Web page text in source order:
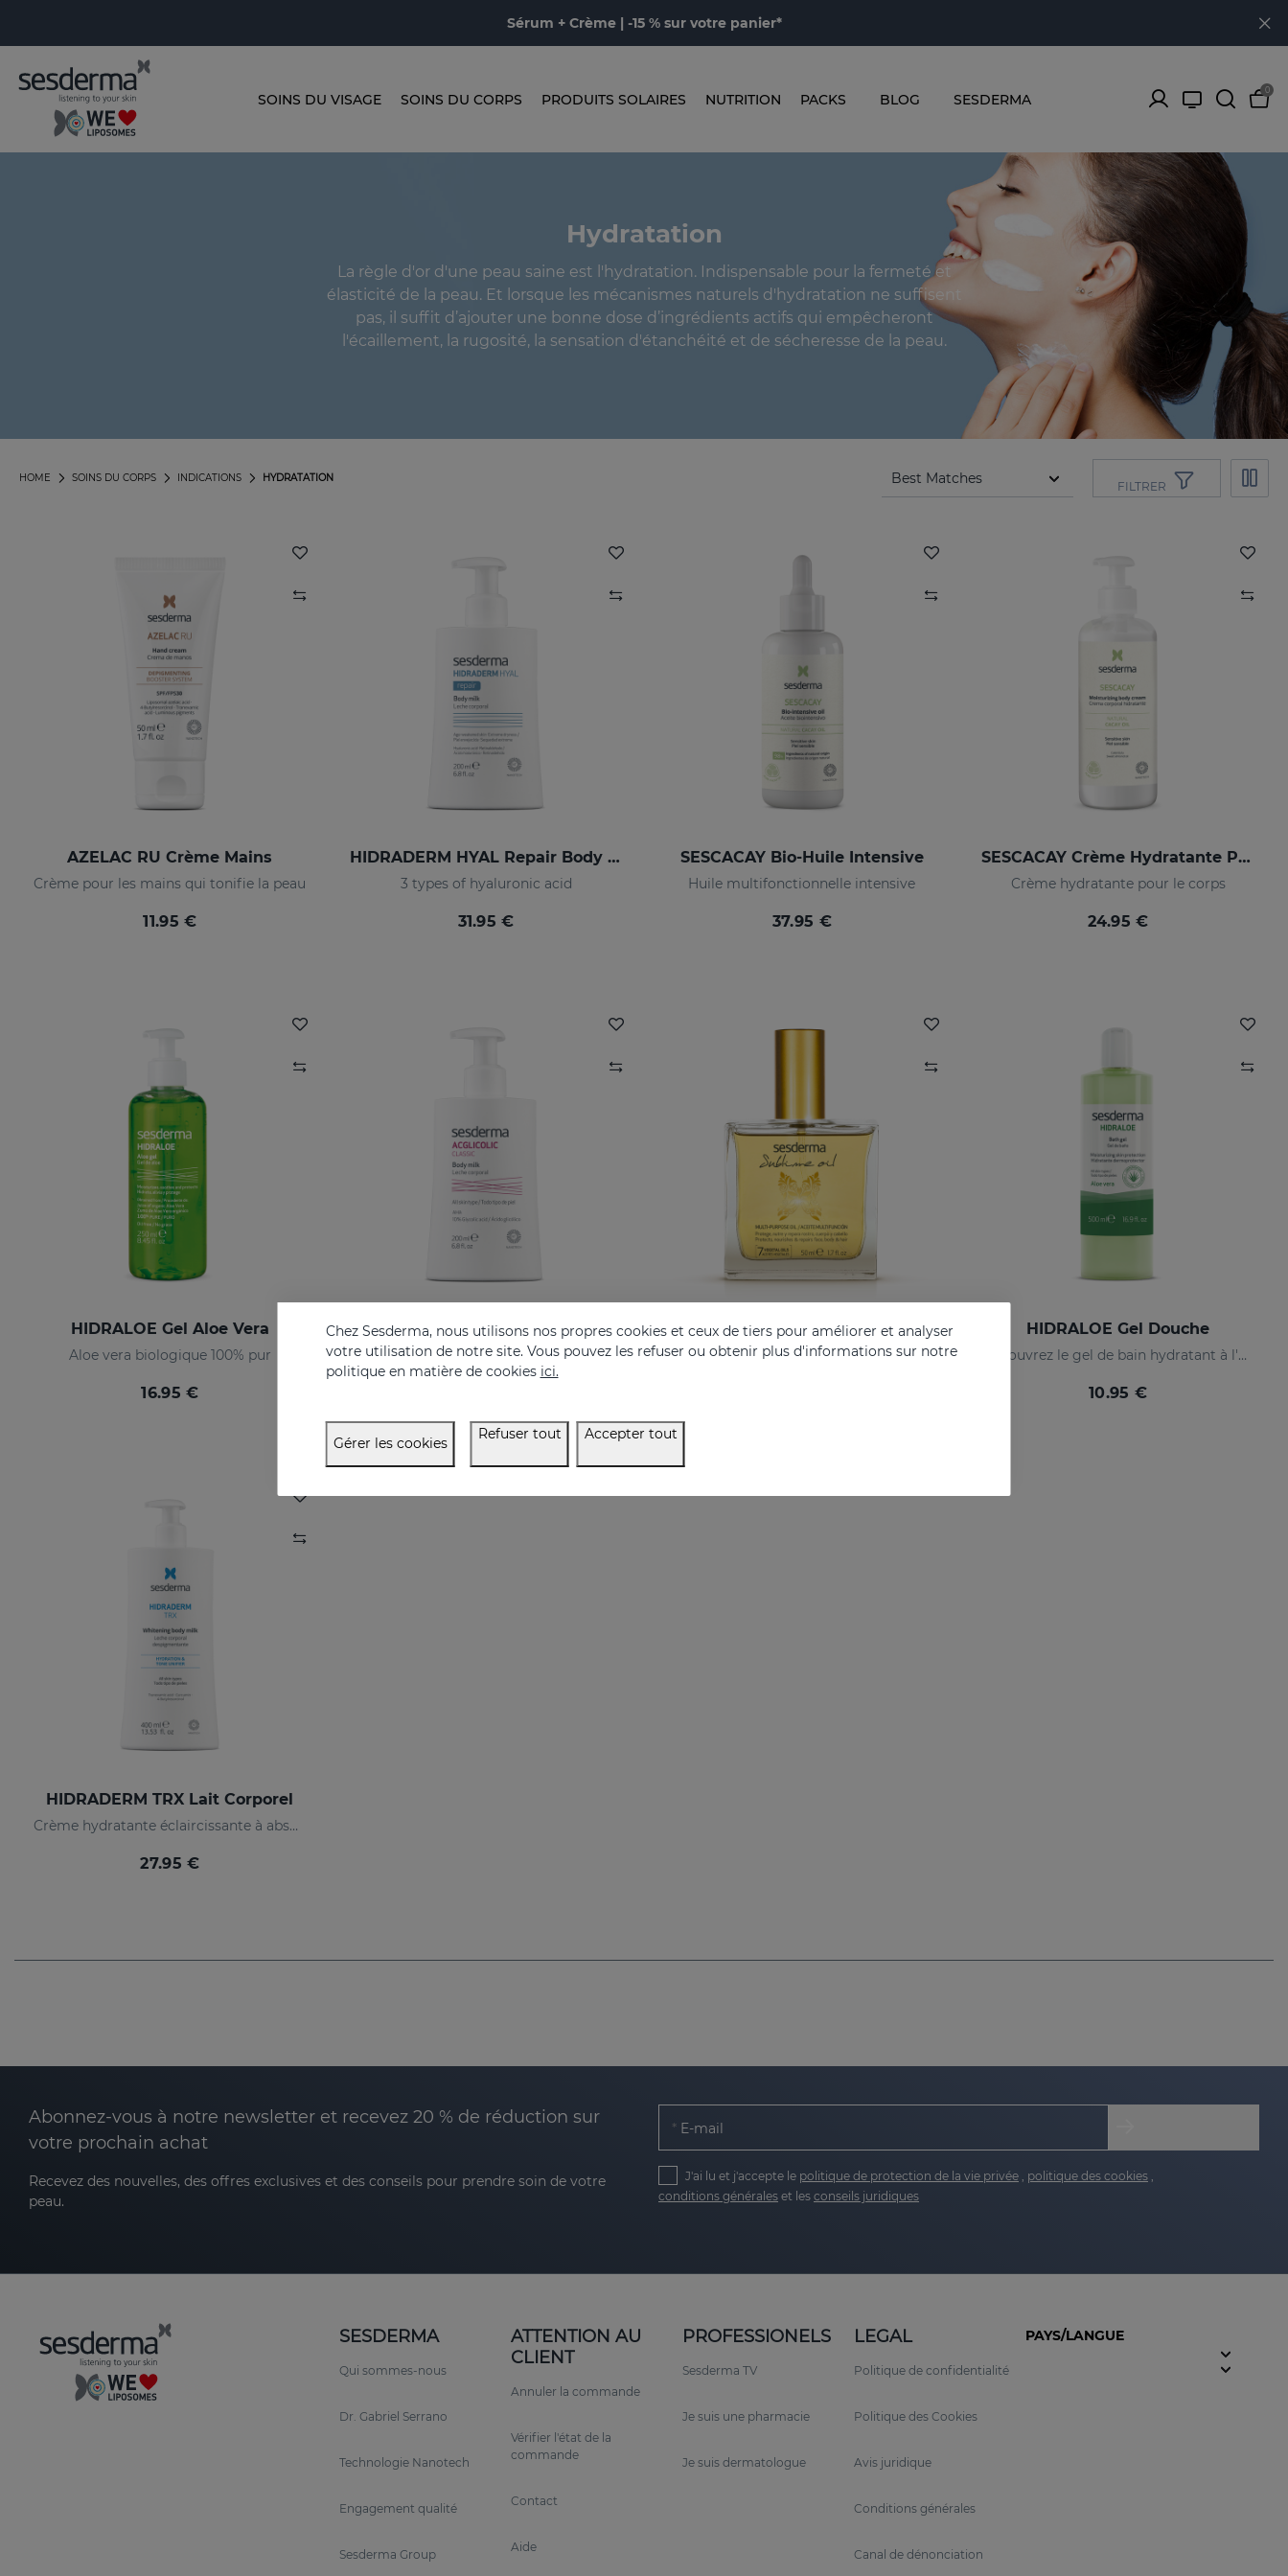
Sérum + Crème | -15 % sur votre panier*
SOINS DU VISAGE SOINS DU CORPS PRODUITS SOLAIRES NUTRITION PACKS BLOG SESDERMA
0
Hydratation
La règle d'or d'une peau saine est l'hydratation. Indispensable pour la fermeté et
élasticité de la peau. Et lorsque les mécanismes naturels d'hydratation ne suffisent
pas, il suffit d’ajouter une bonne dose d’ingrédients actifs qui empêcheront
l'écaillement, la rugosité, la sensation d'étanchéité et de sécheresse de la peau.
HYDRATATION
INDICATIONS
SOINS DU CORPS
HOME
FILTRER
AZELAC RU Crème Mains
Crème pour les mains qui tonifie la peau
11.95 €
HIDRADERM HYAL Repair Body Milk
3 types of hyaluronic acid
31.95 €
SESCACAY Bio-Huile Intensive
Huile multifonctionnelle intensive
37.95 €
SESCACAY Crème Hydratante Pour Le Corps
Crème hydratante pour le corps
24.95 €
HIDRALOE Gel Aloe Vera
Aloe vera biologique 100% pur
16.95 €
ACGLICOLIC Lait Corporel
Des résultats étonnants pour une peau renouvelée
SUBLIME OIL
With 7 essential plant oils
HIDRALOE Gel Douche
Découvrez le gel de bain hydratant à l'aloe vera idéal pour toute la famille, même pour les peaux les plus sensibles et la peau immature des bébés
10.95 €
HIDRADERM TRX Lait Corporel
Crème hydratante éclaircissante à absorption rapide
27.95 €
Abonnez-vous à notre newsletter et recevez 20 % de réduction sur
votre prochain achat
Recevez des nouvelles, des offres exclusives et des conseils pour prendre soin de votre
peau.
E-mail
J'ai lu et j'accepte le politique de protection de la vie privée , politique des cookies ,
conditions générales et les conseils juridiques
SESDERMA
Qui sommes-nous
Dr. Gabriel Serrano
Technologie Nanotech
Engagement qualité
Sesderma Group
ATTENTION AU
CLIENT
Annuler la commande
Vérifier l'état de la
commande
Contact
Aide
PROFESSIONELS
Sesderma TV
Je suis une pharmacie
Je suis dermatologue
LEGAL
Politique de confidentialité
Politique des Cookies
Avis juridique
Conditions générales
Canal de dénonciation
PAYS/LANGUE
Chez Sesderma, nous utilisons nos propres cookies et ceux de tiers pour améliorer et analyser
votre utilisation de notre site. Vous pouvez les refuser ou obtenir plus d'informations sur notre
politique en matière de cookies ici.
Gérer les cookies
Refuser tout Accepter tout